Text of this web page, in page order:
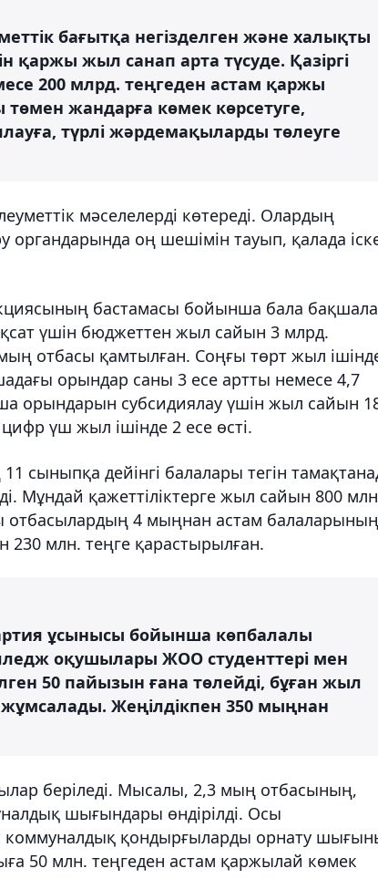
бағытқа негізделген және халықты
қаржы жыл санап арта түсуде. Қазіргі
200 млрд. теңгеден астам қаржы
төмен жандарға көмек көрсетуге,
түрлі жәрдемақыларды төлеуге
мәселелерді көтереді. Олардың
органдарында оң шешімін тауып, қалада
бастамасы бойынша бала
үшін бюджеттен жыл сайын 3 млрд.
отбасы қамтылған. Соңғы төрт жыл
орындар саны 3 есе артты немесе 4,7
орындарын субсидиялау үшін жыл сайын
үш жыл ішінде 2 есе өсті.
сыныпқа дейінгі балалары тегін
Мұндай қажеттіліктерге жыл сайын 800
отбасылардың 4 мыңнан астам балаларының
млн. теңге қарастырылған.
ұсынысы бойынша көпбалалы
оқушылары ЖОО студенттері мен
50 пайызын ғана төлейді, бұған жыл
Жеңілдікпен 350 мыңнан
беріледі. Мысалы, 2,3 мың отбасының,
шығындары өндірілді. Осы
коммуналдық қондырғыларды орнату
50 млн. теңгеден астам қаржылай көмек